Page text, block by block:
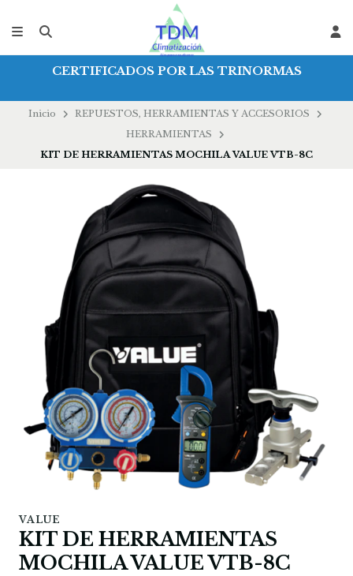
CERTIFICADOS POR LAS TRINORMAS
Inicio
REPUESTOS, HERRAMIENTAS Y ACCESORIOS
HERRAMIENTAS
KIT DE HERRAMIENTAS MOCHILA VALUE VTB-8C
VALUE
KIT DE HERRAMIENTAS
MOCHILA VALUE VTB-8C